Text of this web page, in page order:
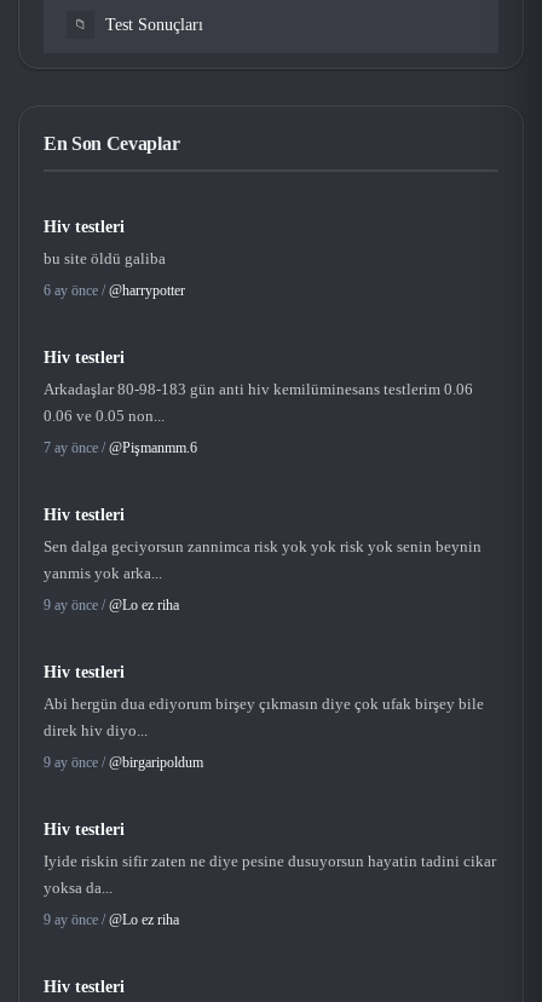
📁 Test Sonuçları
En Son Cevaplar
Hiv testleri
bu site öldü galiba
6 ay önce / @harrypotter
Hiv testleri
Arkadaşlar 80-98-183 gün anti hiv kemilüminesans testlerim 0.06
0.06 ve 0.05 non...
7 ay önce / @Pişmanmm.6
Hiv testleri
Sen dalga geciyorsun zannimca risk yok yok risk yok senin beynin
yanmis yok arka...
9 ay önce / @Lo ez riha
Hiv testleri
Abi hergün dua ediyorum birşey çıkmasın diye çok ufak birşey bile
direk hiv diyo...
9 ay önce / @birgaripoldum
Hiv testleri
Iyide riskin sifir zaten ne diye pesine dusuyorsun hayatin tadini cikar
yoksa da...
9 ay önce / @Lo ez riha
Hiv testleri